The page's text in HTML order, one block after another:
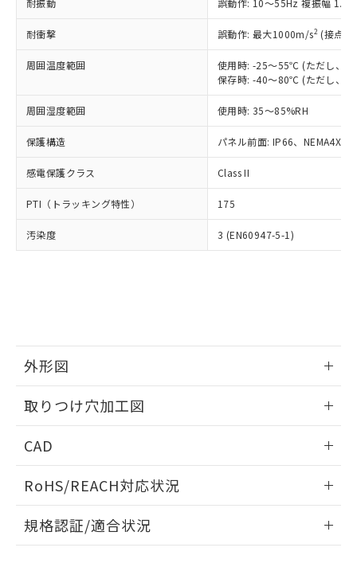
耐振動 誤動作: 10～55Hz 複振幅
耐衝撃 誤動作: 最大1000m/s2 (接点
周囲温度範囲
使用時: -25～55℃ (ただし、氷
保存時: -40～80℃ (ただし、氷
周囲湿度範囲 使用時: 35～85%RH
保護構造 パネル前面: IP66、NEMA4X,
感電保護クラス Class II
PTI（トラッキング特性） 175
汚染度 3 (EN60947-5-1)
外形図
取りつけ穴加工図
CAD
ドすることができます。
ログイン/会員登録
RoHS/REACH対応状況
EU RoHS 注意事項・凡例
規格認証/適合状況
正式な納期状況および標準価格はお客
様のお取引先、またはお客様担当のオ
ムロン制御機器販売店・当社販売員に
オムロン制御機器販売店や当社販売拠
販売ネットワーク
」をご確認
在庫状況および標準価格結果を当社の
事前の承諾なく第三者に漏洩または開
示しないようお願いします。
マイパーツ機能（部品リスト作成サー
ビス）をご利用いただくには、I-Web
メンバーズにご登録されている必要が
お客様が当ウェブサイト上で当社にご
指します。
但し、RoHS指令で産業用監視および制御機器に対する
適用除外項目は除く。
フタル酸エステル類の４物質については閾値を超える意
図的な使用がないことを確認しています。
部品在庫の切り替え状況などにより、予定
月が前後することがあります。
※3 非含有証明書ダウンロード
51物質の非含有証明書（当社基準）
※本証明書は発行日時点で非含有を証明す
るもので、過去に遡って非含有を証明する
ものではありません。
また、RoHS指令のフタル酸エステル類４
欄に対応日を記載しておりました。
既に当社にて対応品への在庫切替を完了
していることから、特段のことがない限
り、2022年1月12日より割愛しておりま
す。
DBP(フタル酸ジブチル) : 1000ppm、 DIBP(フタル酸ジ
イソブチル) : 1000ppm、 BBP(フタル酸ブチルベンジ
DEHP(フタル酸ビス(2-エチルヘキシル)) : 1000ppm
準値以下であることを示します。
「10」：通常の使用状況下において有害物
質が外部に漏えいし、環境に深刻な影響を
及ぼさない年数を意味します。
「－」：未確認です。当社販売部門へお問
全に破砕するなど、違法に輸出されな
いよう必要な手段を講じます。
当社は貴社製品を、核兵器、ミサイ
ル、化学兵器、生物兵器またはその他
武器並びにこれらの製造装置等に一切
当社は、貴社製品を第三者に販売する
場合は、上記1、2および3の内容を当
該第三者に通知します。また当社は、
販売先および販売に係わる関係者が違
法に輸出するおそれがある場合は、取
り引きをいたしません。
一定数には満たないが在庫あり
－
在庫なし(最新の在庫状況につ
いては、お客様のお取引先、ま
たはお客様担当のオムロン制御
機器販売店・当社販売員にご確
空
受注生産機種、また在庫状況の
情報を公開していない機種